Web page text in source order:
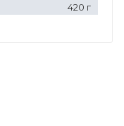
420 г